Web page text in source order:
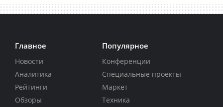
Главное
Новости
Аналитика
Рейтинги
Обзоры
Популярное
Конференции
Специальные проекты
Маркет
Техника